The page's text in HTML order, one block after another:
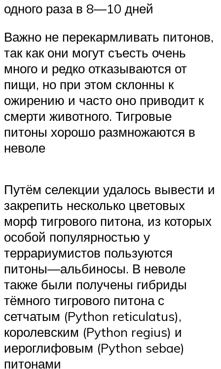
одного раза в 8—10 дней
Важно не перекармливать питонов,
так как они могут съесть очень
много и редко отказываются от
пищи, но при этом склонны к
ожирению и часто оно приводит к
смерти животного. Тигровые
питоны хорошо размножаются в
неволе
Путём селекции удалось вывести и
закрепить несколько цветовых
морф тигрового питона, из которых
особой популярностью у
террариумистов пользуются
питоны—альбиносы. В неволе
также были получены гибриды
тёмного тигрового питона с
сетчатым (Python reticulatus),
королевским (Python regius) и
иероглифовым (Python sebae)
питонами